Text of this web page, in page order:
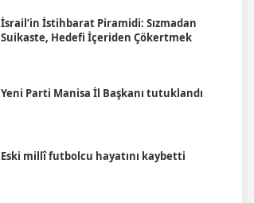
İsrail’in İstihbarat Piramidi: Sızmadan
Suikaste, Hedefi İçeriden Çökertmek
Yeni Parti Manisa İl Başkanı tutuklandı
Eski millî futbolcu hayatını kaybetti